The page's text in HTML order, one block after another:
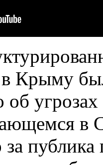
Крыму
об
в
публика